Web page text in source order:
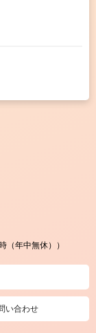
（年中無休））
い合わせ